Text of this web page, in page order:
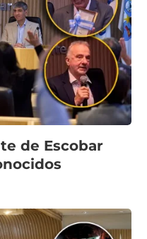
de Escobar